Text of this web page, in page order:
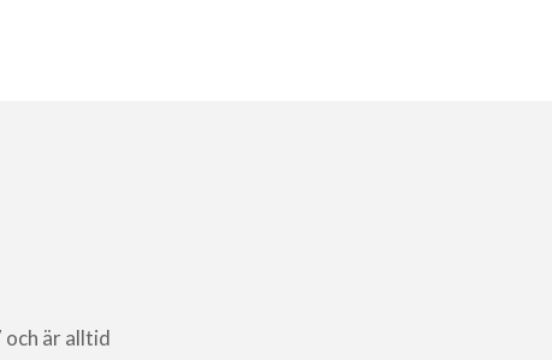
är alltid